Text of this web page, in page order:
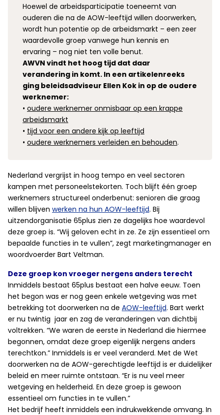
Hoewel de arbeidsparticipatie toeneemt van
ouderen die na de AOW-leeftijd willen doorwerken,
wordt hun potentie op de arbeidsmarkt – een zeer
waardevolle groep vanwege hun kennis en
ervaring – nog niet ten volle benut.
AWVN vindt het hoog tijd dat daar
verandering in komt. In een artikelenreeks
ging beleidsadviseur Ellen Kok in op de oudere
werknemer:
• oudere werknemer onmisbaar op een krappe
arbeidsmarkt
• tijd voor een andere kijk op leeftijd
• oudere werknemers verleiden en behouden.
Nederland vergrijst in hoog tempo en veel sectoren
kampen met personeelstekorten. Toch blijft één groep
werknemers structureel onderbenut: senioren die graag
willen blijven werken na hun AOW-leeftijd. Bij
uitzendorganisatie 65plus zien ze dagelijks hoe waardevol
deze groep is. “Wij geloven echt in ze. Ze zijn essentieel om
bepaalde functies in te vullen”, zegt marketingmanager en
woordvoerder Bart Veltman.
Deze groep kon vroeger nergens anders terecht
Inmiddels bestaat 65plus bestaat een halve eeuw. Toen
het begon was er nog geen enkele wetgeving was met
betrekking tot doorwerken na de AOW-leeftijd. Bart werkt
er nu twintig jaar en zag de veranderingen van dichtbij
voltrekken. “We waren de eerste in Nederland die hiermee
begonnen, omdat deze groep eigenlijk nergens anders
terechtkon.” Inmiddels is er veel veranderd. Met de Wet
doorwerken na de AOW-gerechtigde leeftijd is er duidelijker
beleid en meer ruimte ontstaan. “Er is nu veel meer
wetgeving en helderheid. En deze groep is gewoon
essentieel om functies in te vullen.”
Het bedrijf heeft inmiddels een indrukwekkende omvang. In